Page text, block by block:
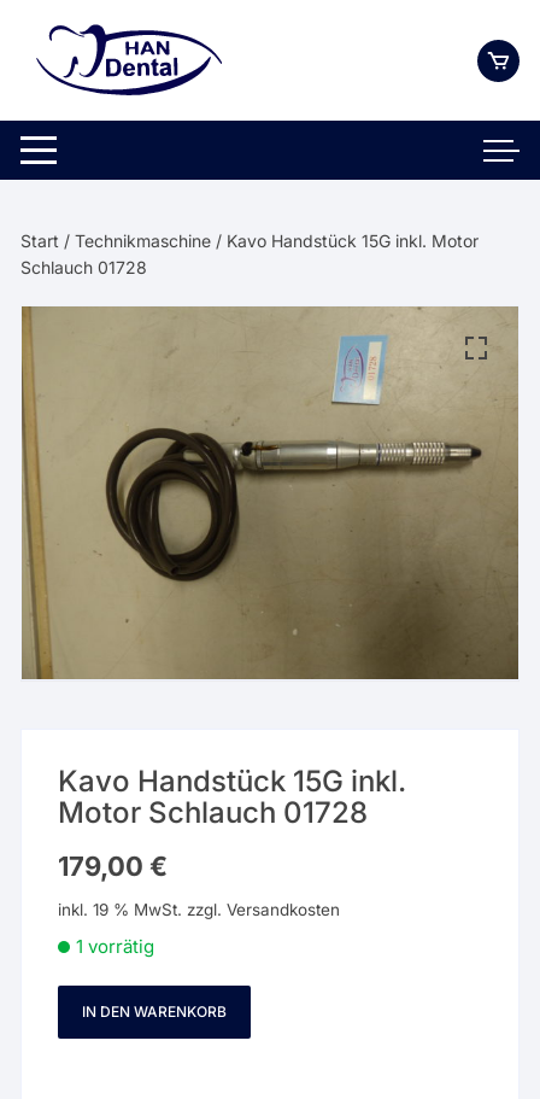
springen
Start /Technikmaschine / Kavo Handstück 15G inkl. Motor
Schlauch 01728
Kavo Handstück 15G inkl.
Motor Schlauch 01728
179,00€
inkl. 19 % MwSt. zzgl.Versandkosten
1 vorrätig
Kavo
IN DEN WARENKORB